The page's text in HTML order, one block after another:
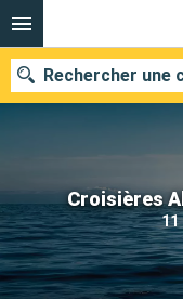
Croisières
11
Rechercher une
Nos destinations
Mois de départ
Ports